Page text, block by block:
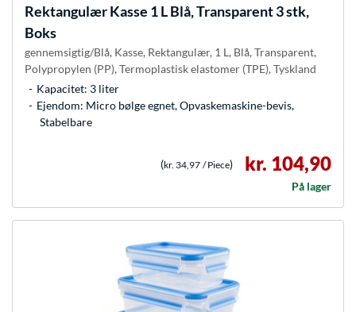
Rektangulær Kasse 1 L Blå, Transparent 3 stk,
Boks
gennemsigtig/Blå, Kasse, Rektangulær, 1 L, Blå, Transparent,
Polypropylen (PP), Termoplastisk elastomer (TPE), Tyskland
Kapacitet: 3 liter
Ejendom: Micro bølge egnet, Opvaskemaskine-bevis,
Stabelbare
(kr. 34,97 / Piece) kr. 104,90
På lager